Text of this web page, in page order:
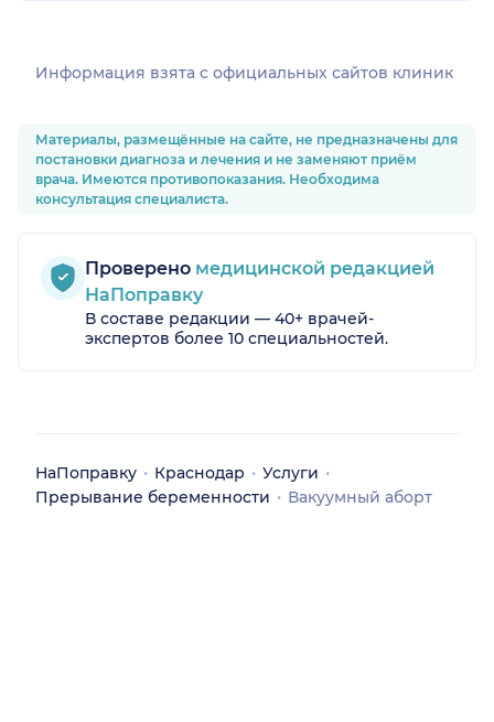
Информация взята c официальных сайтов клиник
Материалы, размещённые на сайте, не предназначены для
постановки диагноза и лечения и не заменяют приём
врача. Имеются противопоказания. Необходима
консультация специалиста.
Проверено медицинской редакцией
НаПоправку
В составе редакции — 40+ врачей-
экспертов более 10 специальностей.
НаПоправку Краснодар
Услуги
Прерывание беременности
Вакуумный аборт